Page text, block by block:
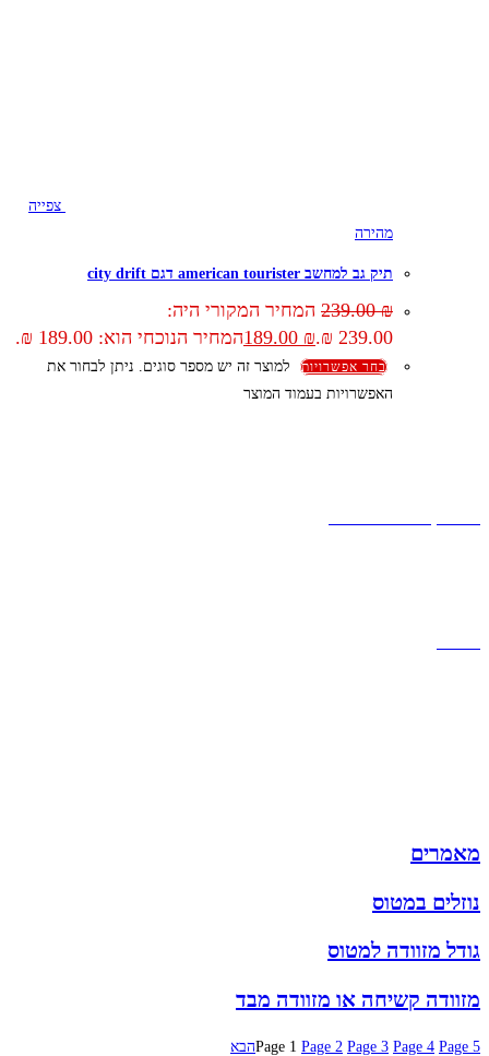
צפייה
מהירה
תיק גב למחשב american tourister דגם city drift
239.00₪
המחיר המקורי היה:
239.00 ₪.
189.00 ₪ המחיר הנוכחי הוא: 189.00 ₪.
בחר אפשרויות
למוצר זה יש מספר סוגים. ניתן לבחור את
האפשרויות בעמוד המוצר
מאמרים
נוזלים במטוס
גודל מזוודה למטוס
מזוודה קשיחה או מזוודה מבד
Page 1 Page 2 Page 3 Page 4 Page 5 הבא